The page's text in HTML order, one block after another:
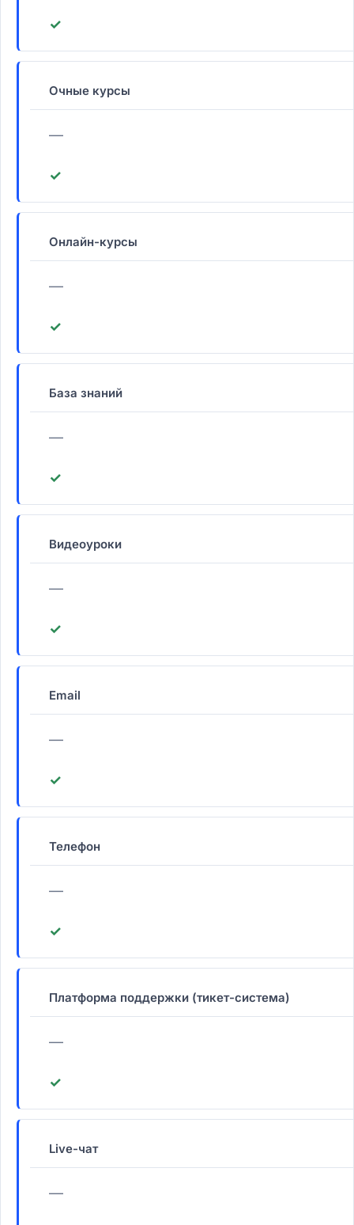
✓
Очные курсы
—
✓
Онлайн-курсы
—
✓
База знаний
—
✓
Видеоуроки
—
✓
Email
—
✓
Телефон
—
✓
Платформа поддержки (тикет-система)
—
✓
Live-чат
—